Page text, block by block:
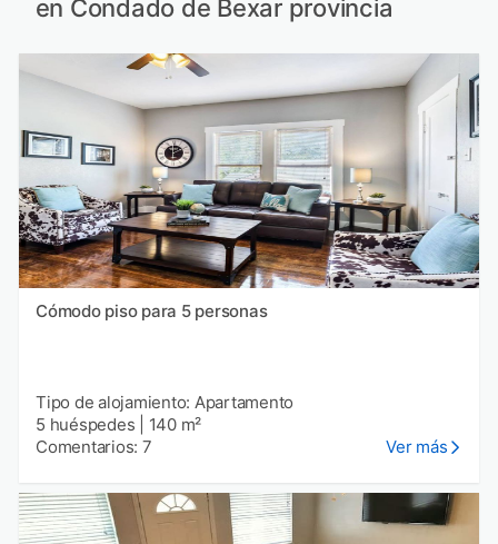
en Condado de Bexar provincia
Cómodo piso para 5 personas
Tipo de alojamiento: Apartamento
5 huéspedes
140 m²
Comentarios: 7
Ver más